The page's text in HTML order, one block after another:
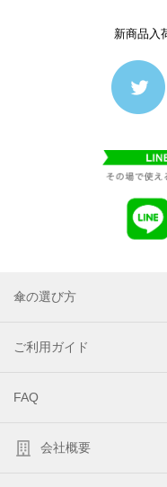
新商品入
傘の選び方
ご利用ガイド
FAQ
会社概要